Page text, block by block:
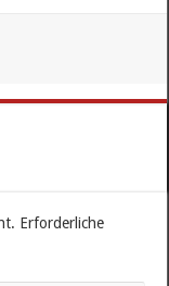
Erforderliche